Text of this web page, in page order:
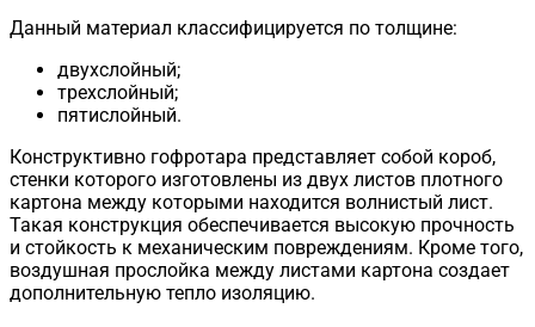
Данный материал классифицируется по толщине:
двухслойный;
трехслойный;
пятислойный.
Конструктивно гофротара представляет собой короб,
стенки которого изготовлены из двух листов плотного
картона между которыми находится волнистый лист.
Такая конструкция обеспечивается высокую прочность
и стойкость к механическим повреждениям. Кроме того,
воздушная прослойка между листами картона создает
дополнительную тепло изоляцию.